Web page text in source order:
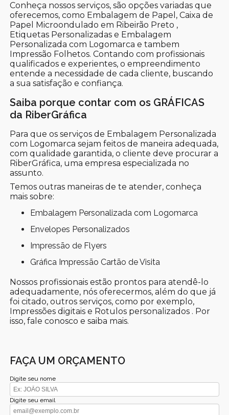
Conheça nossos serviços, são opções variadas que
oferecemos, como Embalagem de Papel, Caixa de
Papel Microondulado em Ribeirão Preto ,
Etiquetas Personalizadas e Embalagem
Personalizada com Logomarca e tambem
Impressão Folhetos. Contando com profissionais
qualificados e experientes, o empreendimento
entende a necessidade de cada cliente, buscando
a sua satisfação e confiança.
Saiba porque contar com os GRÁFICAS
da RiberGráfica
Para que os serviços de Embalagem Personalizada
com Logomarca sejam feitos de maneira adequada,
com qualidade garantida, o cliente deve procurar a
RiberGráfica, uma empresa especializada no
assunto.
Temos outras maneiras de te atender, conheça
mais sobre:
Embalagem Personalizada com Logomarca
Envelopes Personalizados
Impressão de Flyers
Gráfica Impressão Cartão de Visita
Nossos profissionais estão prontos para atendê-lo
adequadamente, nós oferecermos, além do que já
foi citado, outros serviços, como por exemplo,
Impressões digitais e Rotulos personalizados . Por
isso, fale conosco e saiba mais.
FAÇA UM ORÇAMENTO
Digite seu nome
Digite seu email